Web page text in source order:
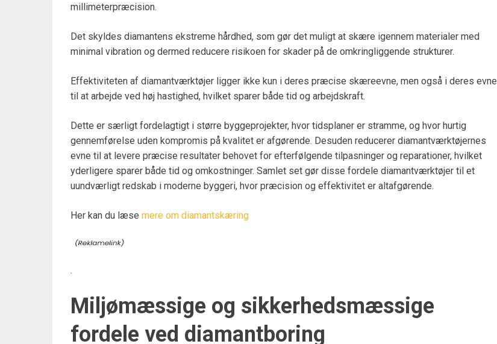
millimeterpræcision.
Det skyldes diamantens ekstreme hårdhed, som gør det muligt at skære igennem materialer med
minimal vibration og dermed reducere risikoen for skader på de omkringliggende strukturer.
Effektiviteten af diamantværktøjer ligger ikke kun i deres præcise skæreevne, men også i deres evne
til at arbejde ved høj hastighed, hvilket sparer både tid og arbejdskraft.
Dette er særligt fordelagtigt i større byggeprojekter, hvor tidsplaner er stramme, og hvor hurtig
gennemførelse uden kompromis på kvalitet er afgørende. Desuden reducerer diamantværktøjernes
evne til at levere præcise resultater behovet for efterfølgende tilpasninger og reparationer, hvilket
yderligere sparer både tid og omkostninger. Samlet set gør disse fordele diamantværktøjer til et
uundværligt redskab i moderne byggeri, hvor præcision og effektivitet er altafgørende.
Her kan du læse mere om diamantskæring
.
Miljømæssige og sikkerhedsmæssige
fordele ved diamantboring